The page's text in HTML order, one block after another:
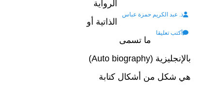
on
Author
ذ. عبد الكريم حمزة عباس
أكتب تعليقا
الرواية
الذاتية أو
ما تسمى
بالإنجليزية (Auto biography)
هي شكل من أشكال كتابة